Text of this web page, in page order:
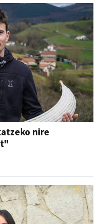
nire